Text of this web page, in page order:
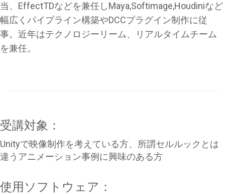
当、EffectTDなどを兼任しMaya,Softimage,Houdiniなど
幅広くパイプライン構築やDCCプラグイン制作に従
事。近年はテクノロジーリーム、リアルタイムチーム
を兼任。
受講対象：
Unityで映像制作を考えている方、所謂セルルックとは
違うアニメーション事例に興味のある方
使用ソフトウェア：